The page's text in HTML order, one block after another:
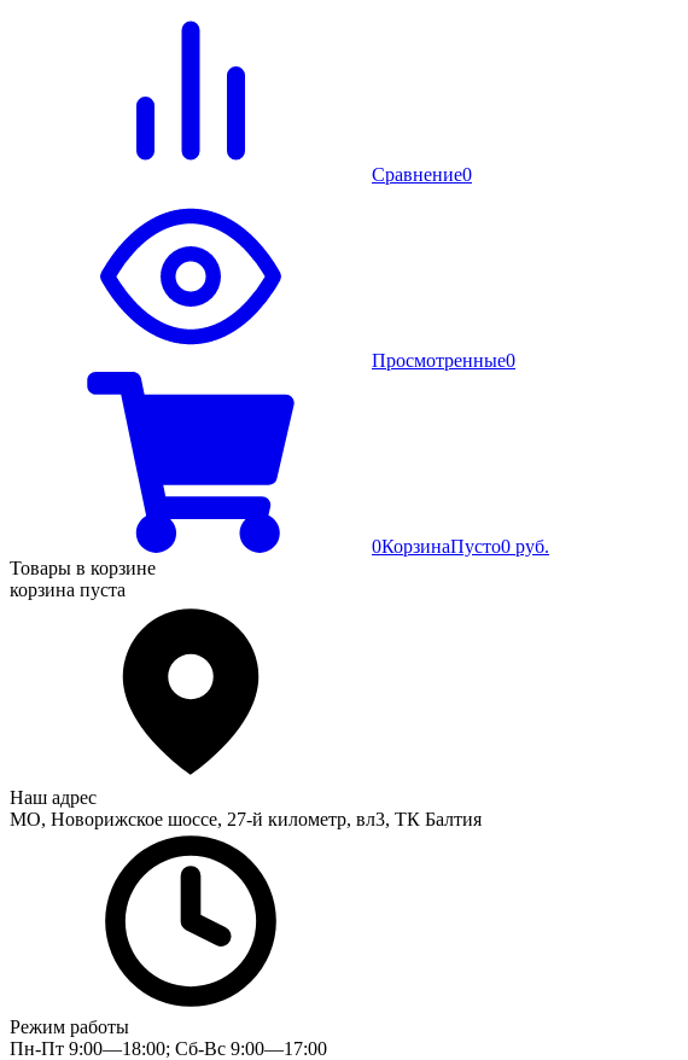
Сравнение0
Просмотренные0
0КорзинаПусто0 руб.
Товары в корзине
корзина пуста
Наш адрес
МО, Новорижское шоссе, 27-й километр, вл3, ТК Балтия
Режим работы
Пн-Пт 9:00—18:00; Сб-Вс 9:00—17:00